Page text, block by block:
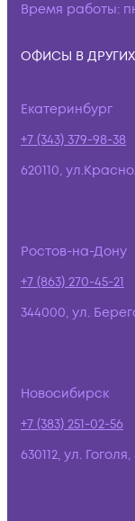
Время работы:
ОФИСЫ В
Екатеринбург
+7 (343) 379-98-38
620110,
Ростов-на-Дону
+7 (863) 270-45-21
344000, ул.
Новосибирск
+7 (383) 251-02-56
630112, ул. Гоголя,